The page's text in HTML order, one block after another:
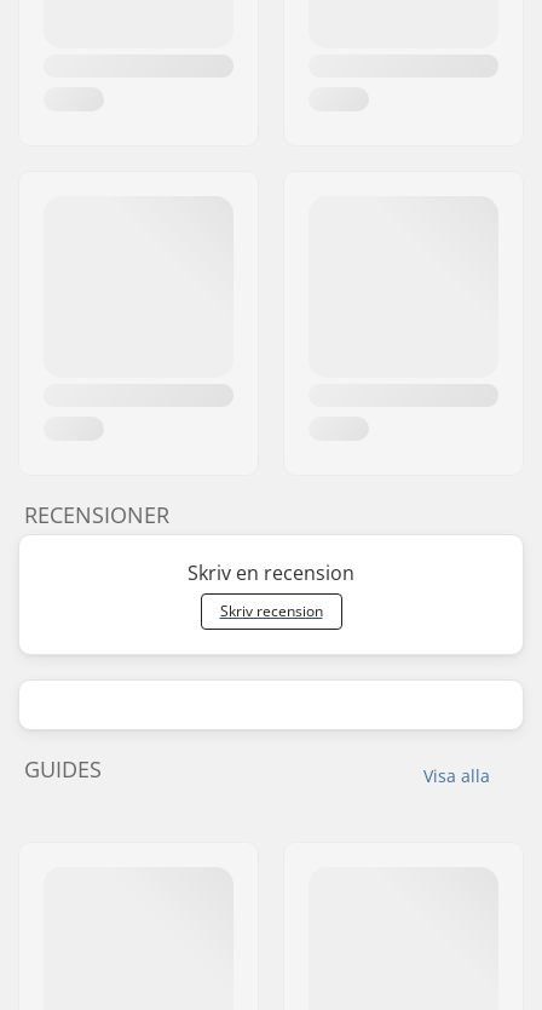
RECENSIONER
Skriv en recension
Skriv recension
Visa alla
GUIDES